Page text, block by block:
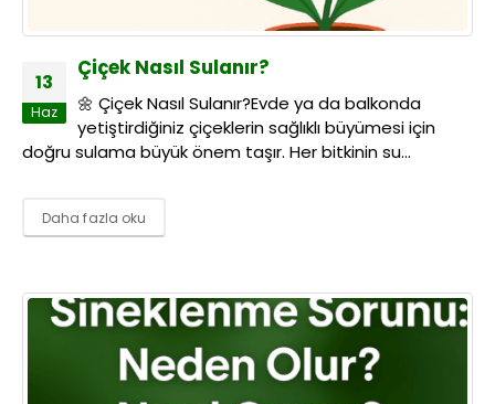
13
Haz
Çiçek Nasıl Sulanır?
🌼 Çiçek Nasıl Sulanır?Evde ya da balkonda
yetiştirdiğiniz çiçeklerin sağlıklı büyümesi için
doğru sulama büyük önem taşır. Her bitkinin su...
Daha fazla oku